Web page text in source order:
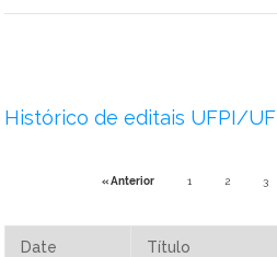
Ministério da Cultura
Ministério do Trabalho
Histórico de editais UFPI/
« Anterior 1 2 3
Date Título